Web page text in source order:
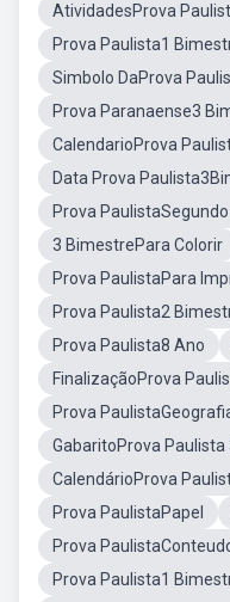
AtividadesProva
Prova Paulista1
Simbolo DaProva
Prova Paranaense3
CalendarioProva
Data Prova
Prova
3 BimestrePara Colorir
Prova PaulistaPara
Prova Paulista2
Prova Paulista8 Ano
FinalizaçãoProva
Prova
GabaritoProva Paulista
CalendárioProva
Prova PaulistaPapel
Prova
Prova Paulista1